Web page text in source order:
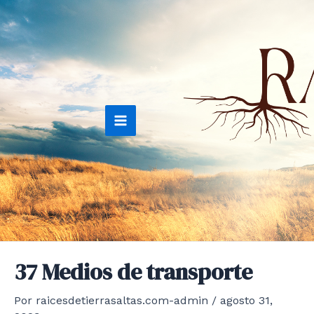
Ir
al
contenido
Main
Menu
37 Medios de transporte
Por raicesdetierrasaltas.com-admin / agosto 31,